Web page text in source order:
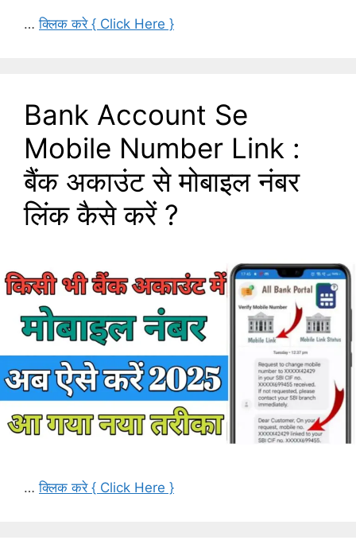
…क्लिक करे { Click Here }
Bank Account Se
Mobile Number Link :
बैंक अकाउंट से मोबाइल नंबर
लिंक कैसे करें ?
…क्लिक करे { Click Here }